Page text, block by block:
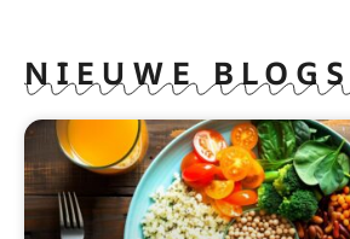
NIEUWE BLOGS